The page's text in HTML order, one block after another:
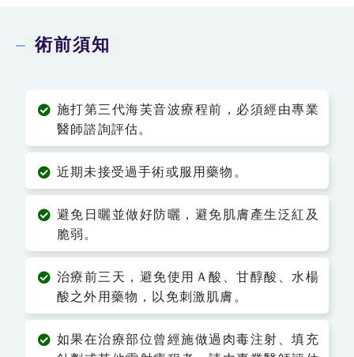
術前須知
施打第三代海芙音波療程前，必須經由專業
醫師諮詢評估。
近期未接受過手術或服用藥物。
避免日曬並做好防曬，避免肌膚產生泛紅及
脆弱。
治療前三天，避免使用Ａ酸、甘醇酸、水楊
酸之外用藥物，以免刺激肌膚。
如果在治療部位曾經施做過肉毒注射、填充